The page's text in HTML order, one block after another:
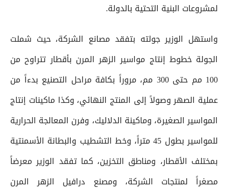
لمشروعات البنية التحتية بالدولة.
واستهل الوزير جولته بتفقد مصانع الشركة، حيث شملت
الجولة خطوط إنتاج مواسير الزهر المرن بأقطار تتراوح من
100 مم حتى 300 مم، مروراً بكافة مراحل التصنيع بدءاً من
عملية الصهر وصولاً إلى المنتج النهائي، وكذا ماكينات إنتاج
المواسير الصغيرة، وماكينة الدلاليك، وفرن المعالجة الحرارية
للمواسير بطول 45 متراً، وخط التشطيب والبطانة الأسمنتية
بمختلف الأقطار، ومناطق التخزين، كما تفقد الوزير معرضاً
مصغراً لمنتجات الشركة، ومصنع درافيل الزهر المرن